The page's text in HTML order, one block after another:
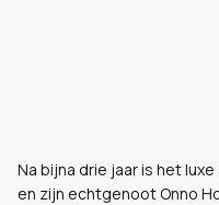
Na bijna drie jaar is het
en zijn echtgenoot Onno